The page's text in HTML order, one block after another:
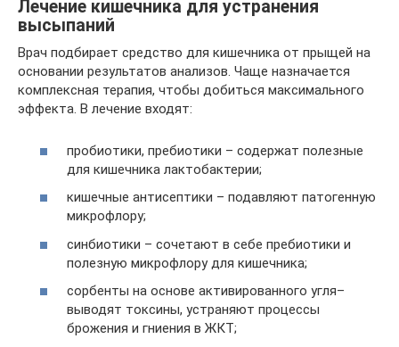
Лечение кишечника для устранения
высыпаний
Врач подбирает средство для кишечника от прыщей на
основании результатов анализов. Чаще назначается
комплексная терапия, чтобы добиться максимального
эффекта. В лечение входят:
пробиотики, пребиотики – содержат полезные
для кишечника лактобактерии;
кишечные антисептики – подавляют патогенную
микрофлору;
синбиотики – сочетают в себе пребиотики и
полезную микрофлору для кишечника;
сорбенты на основе активированного угля–
выводят токсины, устраняют процессы
брожения и гниения в ЖКТ;